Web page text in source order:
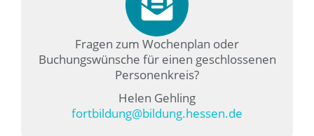
Fragen zum Wochenplan oder
Buchungswünsche für einen geschlossenen
Personenkreis?
Helen Gehling
fortbildung@bildung.hessen.de